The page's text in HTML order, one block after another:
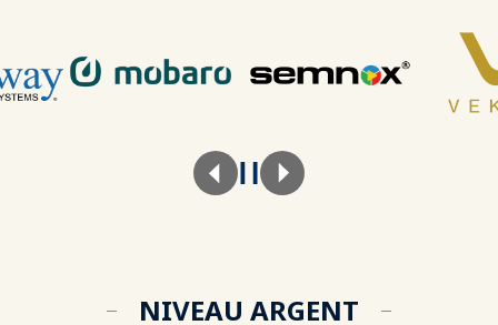
NIVEAU ARGENT